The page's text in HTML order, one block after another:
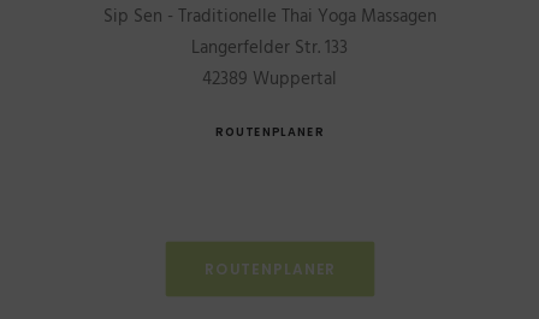
Sip Sen - Traditionelle Thai Yoga Massagen
Langerfelder Str. 133
42389 Wuppertal
ROUTENPLANER
ROUTENPLANER